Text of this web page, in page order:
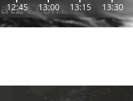
12:45 13:00 13:15 13:30